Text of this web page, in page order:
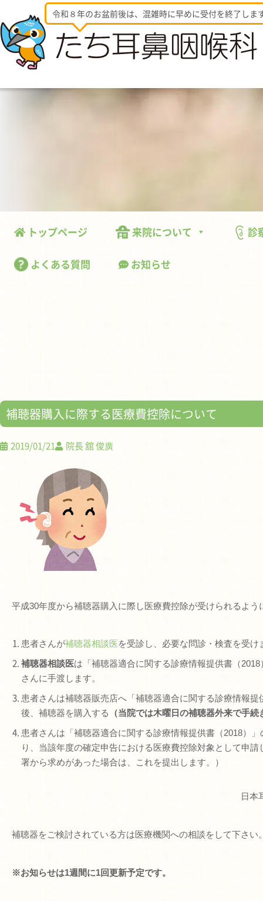
令和８年のお盆前後は、混雑時に早めに受付を終了しま
トップページ 来院について 診
よくある質問 お知らせ
補聴器購入に際する医療費控除について
2019/01/21 院長 舘 俊廣
平成30年度から補聴器購入に際し医療費控除が受けられるよう
患者さんが補聴器相談医を受診し、必要な問診・検査を受け
補聴器相談医は「補聴器適合に関する診療情報提供書（
さんに手渡します。
患者さんは補聴器販売店へ「補聴器適合に関する診療情報
後、補聴器を購入する
（当院では木曜日の補聴器外来で手
患者さんは「補聴器適合に関する診療情報提供書（2018）
り、当該年度の確定申告における医療費控除対象として申
署から求めがあった場合は、これを提出します。）
日本耳鼻咽喉科学会
補聴器をご検討されている方は医療機関への相談をして下さい
※お知らせは1週間に1回更新予定です。